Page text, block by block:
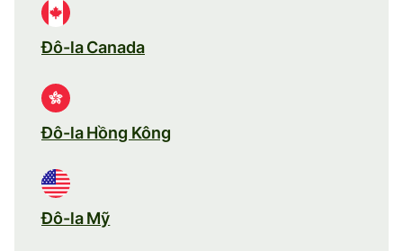
Đô-la Canada
Đô-la Hồng Kông
Đô-la Mỹ